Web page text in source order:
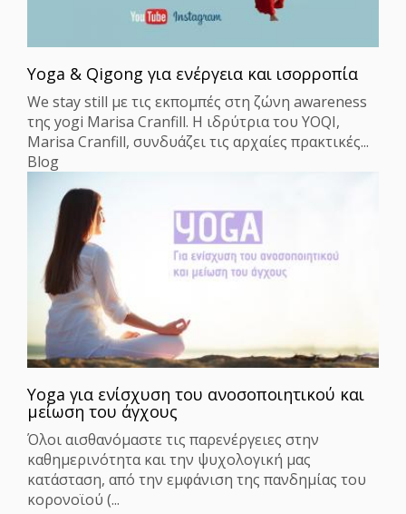
Yoga & Qigong για ενέργεια και ισορροπία
We stay still με τις εκπομπές στη ζώνη awareness
της yogi Marisa Cranfill. Η ιδρύτρια του YOQI,
Marisa Cranfill, συνδυάζει τις αρχαίες πρακτικές...
Blog
Yoga για ενίσχυση του ανοσοποιητικού και
μείωση του άγχους
Όλοι αισθανόμαστε τις παρενέργειες στην
καθημερινότητα και την ψυχολογική μας
κατάσταση, από την εμφάνιση της πανδημίας του
κορονοϊού (...